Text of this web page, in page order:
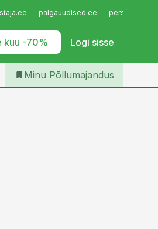
palgauudised.ee
kuu -70% Logi sisse
Iseteenindus
Telli Põllumajandus
Minu Põllumajandus